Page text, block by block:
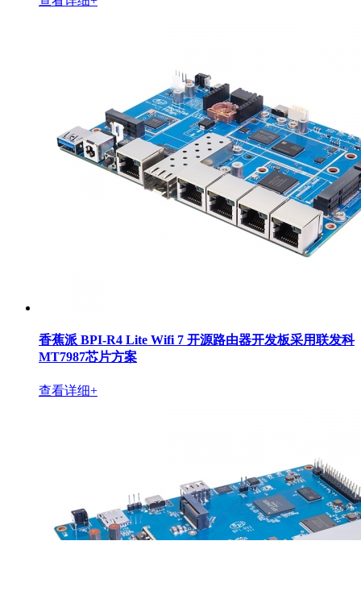
香蕉派 BPI-R4 Lite Wifi 7 开源路由器开发板采用联发科
MT7987芯片方案
查看详细+